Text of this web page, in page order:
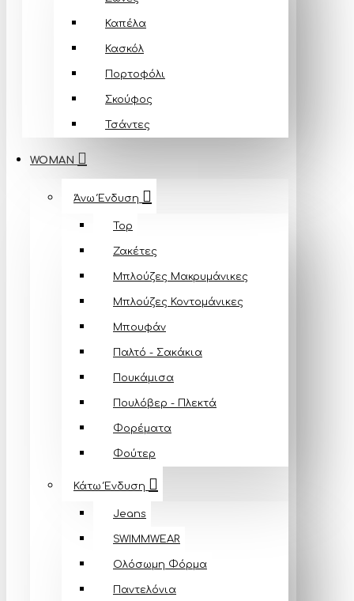
Καπέλα
Κασκόλ
Πορτοφόλι
Σκούφος
Τσάντες
WOMAN
Άνω Ένδυση
Top
Ζακέτες
Μπλούζες Mακρυμάνικες
Μπλούζες Κοντομάνικες
Μπουφάν
Παλτό - Σακάκια
Πουκάμισα
Πουλόβερ - Πλεκτά
Φορέματα
Φούτερ
Κάτω Ένδυση
Jeans
SWIMMWEAR
Ολόσωμη Φόρμα
Παντελόνια